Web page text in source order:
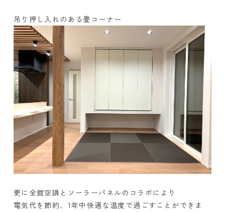
吊り押し入れのある畳コーナー
更に全館空調とソーラーパネルのコラボにより
電気代を節約、1年中快適な温度で過ごすことができま